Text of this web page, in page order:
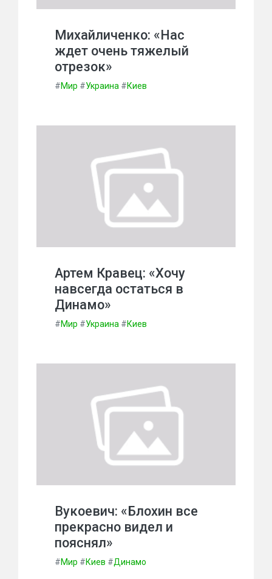
Михайличенко: «Нас
ждет очень тяжелый
отрезок»
#Мир #Украина #Киев
Артем Кравец: «Хочу
навсегда остаться в
Динамо»
#Мир #Украина #Киев
Вукоевич: «Блохин все
прекрасно видел и
пояснял»
#Мир #Киев #Динамо